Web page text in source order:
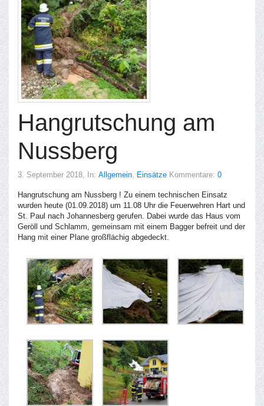
Hangrutschung am
Nussberg
3. September 2018, In: Allgemein, Einsätze Kommentare: 0
Hangrutschung am Nussberg ! Zu einem technischen Einsatz
wurden heute (01.09.2018) um 11.08 Uhr die Feuerwehren Hart und
St. Paul nach Johannesberg gerufen. Dabei wurde das Haus vom
Geröll und Schlamm, gemeinsam mit einem Bagger befreit und der
Hang mit einer Plane großflächig abgedeckt.